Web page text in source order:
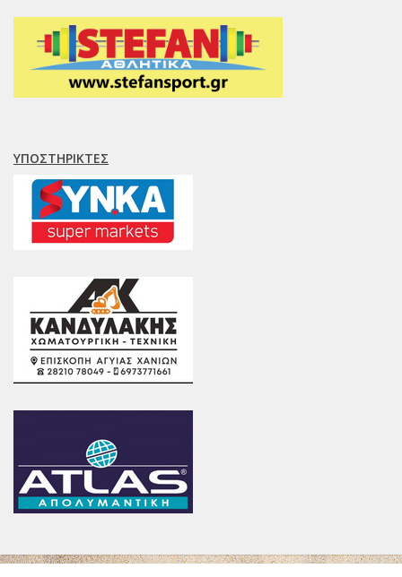
ΥΠΟΣΤΗΡΙΚΤΈΣ